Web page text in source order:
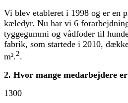
Vi blev etableret i 1998 og er en
kæledyr. Nu har vi 6
tyggegummi og vådfoder til
fabrik, som startede i 2010,
m².2.
2. Hvor mange medarbejdere
1300